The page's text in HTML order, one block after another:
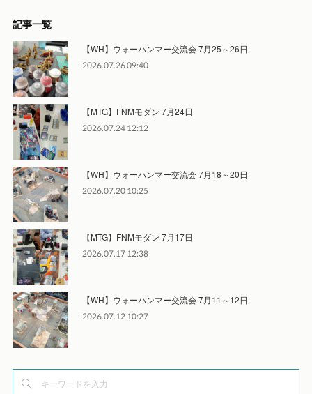
記事一覧
【WH】ウォーハンマー交流会 7月25～26日
2026.07.26 09:40
【MTG】FNMモダン 7月24日
2026.07.24 12:12
【WH】ウォーハンマー交流会 7月18～20日
2026.07.20 10:25
【MTG】FNMモダン 7月17日
2026.07.17 12:38
【WH】ウォーハンマー交流会 7月11～12日
2026.07.12 10:27